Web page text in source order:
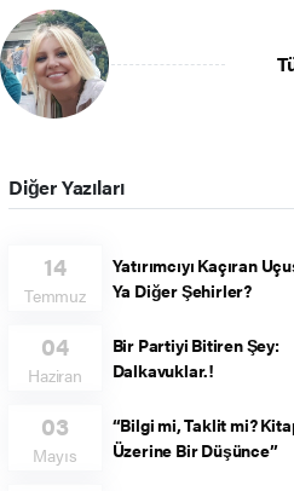
Diğer Yazıları
14
Temmuz
Yatırımcıyı Kaçıran
Ya Diğer Şehirler?
04
Haziran
Bir Partiyi Bitiren Şey:
Dalkavuklar.!
03
Mayıs
“Bilgi mi, Taklit mi?
Üzerine Bir Düşünce”